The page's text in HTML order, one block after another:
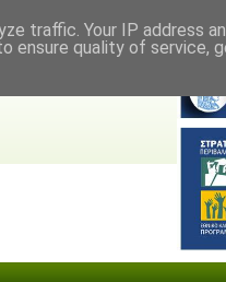
traffic. Your IP address
ensure quality of service,